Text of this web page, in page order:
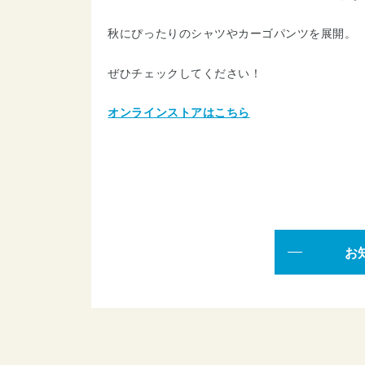
秋にぴったりのシャツやカーゴパンツを展開。
ぜひチェックしてください！
オンラインストアはこちら
お